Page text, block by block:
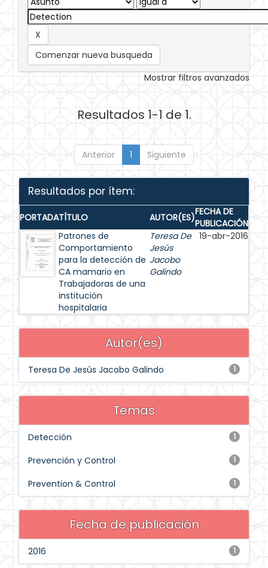
Comenzar nueva busqueda
Mostrar filtros avanzados
Resultados 1-1 de 1.
Anterior 1 Siguiente
Resultados por ítem:
PORTADATÍTULO AUTOR(ES)FECHA DE
PUBLICACIÓN
Patrones de
Comportamiento
para la detección de
CA mamario en
Trabajadoras de una
institución
hospitalaria
Teresa De
Jesús
Jacobo
Galindo
19-abr-2016
Autor(es)
1
Teresa De Jesús Jacobo Galindo
Temas
1
Detección
1
Prevención y Control
1
Prevention & Control
Fecha de publicación
1
2016